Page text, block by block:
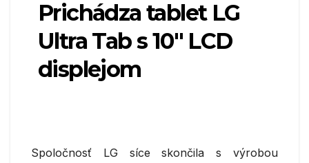
Prichádza tablet LG
Ultra Tab s 10″ LCD
displejom
Spoločnosť LG síce skončila s výrobou